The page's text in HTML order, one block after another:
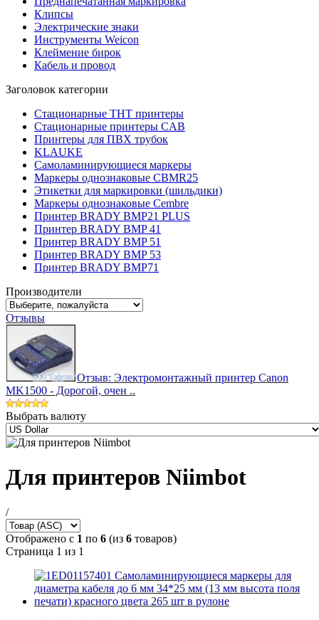
Клипсы
Электрические знаки
Инструменты Weicon
Клеймение бирок
Кабель и провод
Заголовок категории
Стационарные THT принтеры
Стационарные принтеры CAB
Принтеры для ПВХ трубок
KLAUKE
Самоламинирующиеся маркеры
Маркеры однознаковые CBMR25
Этикетки для маркировки (шильдики)
Маркеры однознаковые Cembre
Принтер BRADY BMP21 PLUS
Принтер BRADY BMP 41
Принтер BRADY BMP 51
Принтер BRADY BMP 53
Принтер BRADY BMP71
Производители
Отзывы
Отзыв: Электромонтажный принтер Canon
MK1500 - Дорогой, очен ..
Выбрать валюту
Для принтеров Niimbot
/
Отображено с 1 по 6 (из 6 товаров)
Страница 1 из 1